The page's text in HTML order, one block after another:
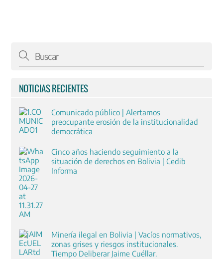
NOTICIAS RECIENTES
Comunicado público | Alertamos
preocupante erosión de la institucionalidad
democrática
Cinco años haciendo seguimiento a la
situación de derechos en Bolivia | Cedib
Informa
Minería ilegal en Bolivia | Vacíos normativos,
zonas grises y riesgos institucionales.
Tiempo Deliberar Jaime Cuéllar.